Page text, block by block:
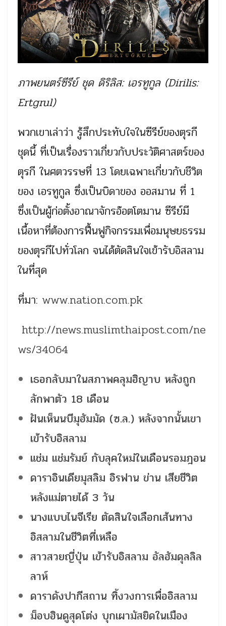
ภาพยนตร์ซีรีย์ ชุด ดิริลิส: เอรทูกูล (Dirilis:
Ertgrul)
พวกเขาเล่าว่า รู้สึกประทับใจในซีรีย์ของตุรกี
ชุดนี้ ที่เป็นเรื่องราวเกี่ยวกับประวัติศาสตร์ของ
ตุรกี ในศตวรรษที่ 13 โดยเฉพาะเกี่ยวกับชีวิต
ของ เอรทูกูล ซึ่งเป็นบิดาของ ออสมาน ที่ 1
ซึ่งเป็นผู้ก่อตั้งอาณาจักรอ๊อตโตมาน ซีรีย์มี
เนื้อหาที่ต้องการฟื้นฟูกิจกรรมเพื่อมนุษยธรรม
ของตุรกีไปทั่วโลก จนได้ตัดสินใจเข้ารับอิสลาม
ในที่สุด
ที่มา: www.nation.com.pk
http://news.muslimthaipost.com/ne
ws/34064
เธอกลับมาในสภาพคลุมฮิญาบ หลังถูก
ลักพาตัว 18 เดือน
ฝันเห็นนบีมุฮัมมัด (ซ.ล.) หลังจากนั้นเขา
เข้ารับอิสลาม
แช่ม แช่มรัมย์ กับลุคใหม่ในเดือนรอมฎอน
ดาราอินเดียมุสลิม อิรฟาน ข่าน เสียชีวิต
หลังแม่ตายได้ 3 วัน
นางแบบไนจีเรีย ตัดสินใจเลือกเส้นทาง
อิสลามในชีวิตที่เหลือ
สาวสวยญี่ปุ่น เข้ารับอิสลาม อัลฮัมดุลลิล
ลาห์
ดาราดังปากีสถาน ทิ้งวงการเพื่ออิสลาม
ม็อบฮินดูสุดโต่ง บุกเผามัสยิดในเมือง